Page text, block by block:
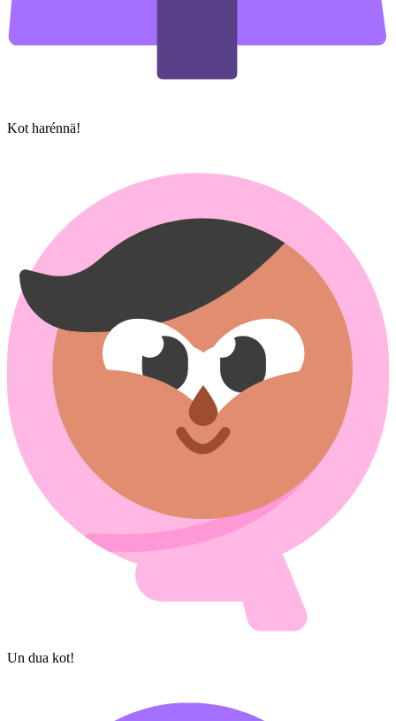
Kot har​énnä!
Un dua kot!